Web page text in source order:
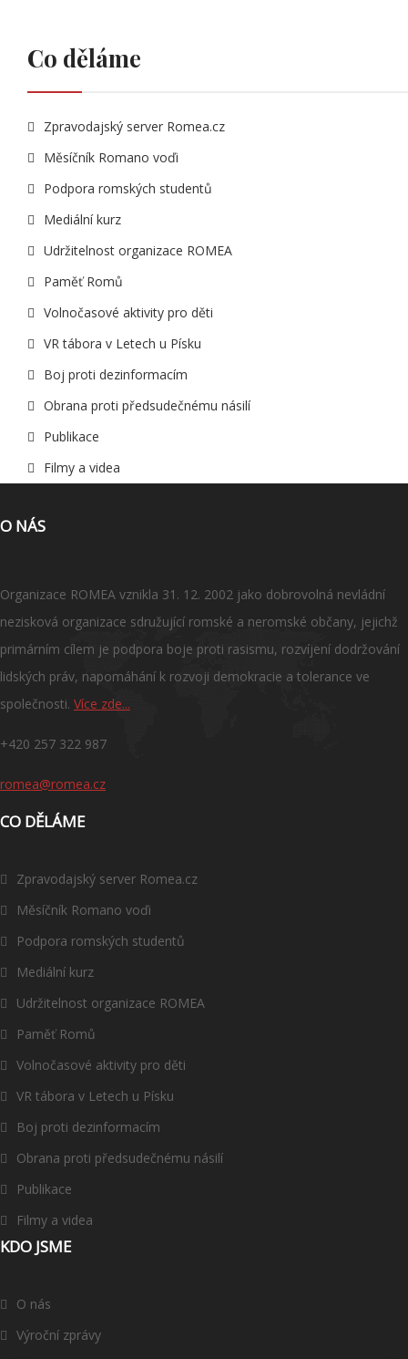
Co děláme
Zpravodajský server Romea.cz
Měsíčník Romano voďi
Podpora romských studentů
Mediální kurz
Udržitelnost organizace ROMEA
Paměť Romů
Volnočasové aktivity pro děti
VR tábora v Letech u Písku
Boj proti dezinformacím
Obrana proti předsudečnému násilí
Publikace
Filmy a videa
O NÁS
Organizace ROMEA vznikla 31. 12. 2002 jako dobrovolná nevládní
nezisková organizace sdružující romské a neromské občany, jejichž
primárním cílem je podpora boje proti rasismu, rozvíjení dodržování
lidských práv, napomáhání k rozvoji demokracie a tolerance ve
společnosti. Více zde...
+420 257 322 987
romea@romea.cz
CO DĚLÁME
Zpravodajský server Romea.cz
Měsíčník Romano voďi
Podpora romských studentů
Mediální kurz
Udržitelnost organizace ROMEA
Paměť Romů
Volnočasové aktivity pro děti
VR tábora v Letech u Písku
Boj proti dezinformacím
Obrana proti předsudečnému násilí
Publikace
Filmy a videa
KDO JSME
O nás
Výroční zprávy